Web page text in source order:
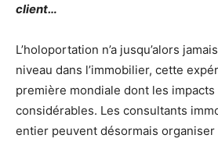
client…
L’holoportation n’a jusqu’alors
niveau dans l’immobilier, cette
première mondiale dont les
considérables. Les consultants
entier peuvent désormais